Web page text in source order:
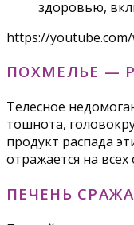
здоровью,
https://youtube.com/
ПОХМЕЛЬЕ —
Телесное
тошнота,
продукт распада
отражается на
ПЕЧЕНЬ